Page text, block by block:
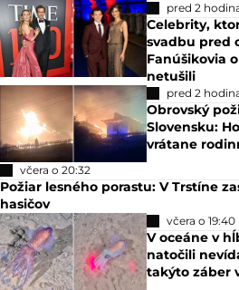
pred 2
Celebrity,
svadbu pred
Fanúšikovia
netušili
pred 2
Obrovský
Slovensku:
vrátane
včera o 20:32
Požiar lesného porastu: V Trstíne
hasičov
včera o 19:40
V oceáne v
natočili
takýto záber